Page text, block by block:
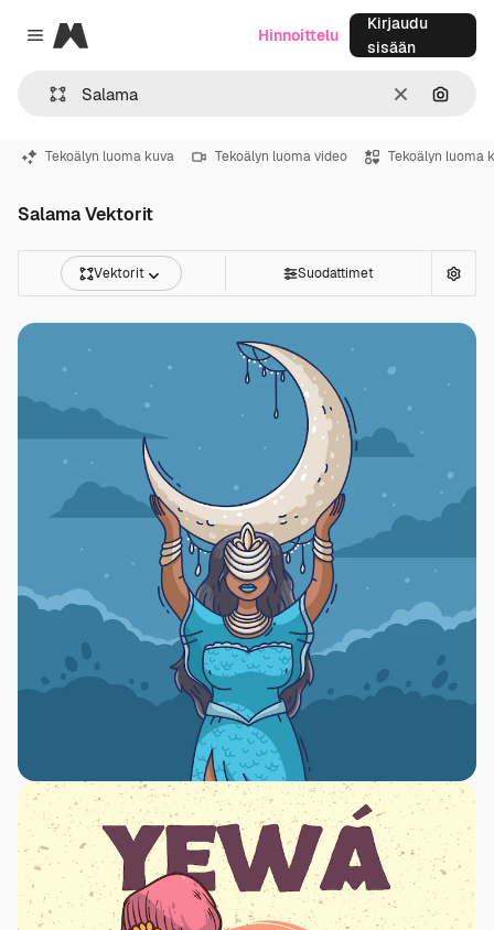
Close menu
Magnific
SelkeäHae
Hinnoittelu
Kirjaudu
sisään
Tekoälyn luoma kuva Tekoälyn luoma video Tekoälyn luoma
Salama Vektorit
Vektorit Suodattimet